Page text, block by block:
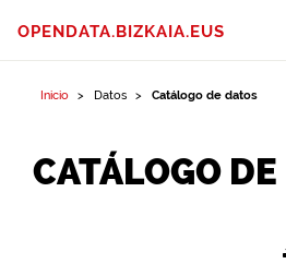
OPENDATA.BIZKAIA.EUS
Inicio Datos Catálogo de datos
CATÁLOGO